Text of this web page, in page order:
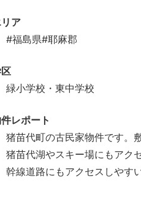
ア
#福島県#耶麻郡
緑小学校・東中学校
レポート
猪苗代町の古民家物件です。
猪苗代湖やスキー場にもアク
幹線道路にもアクセスしやす